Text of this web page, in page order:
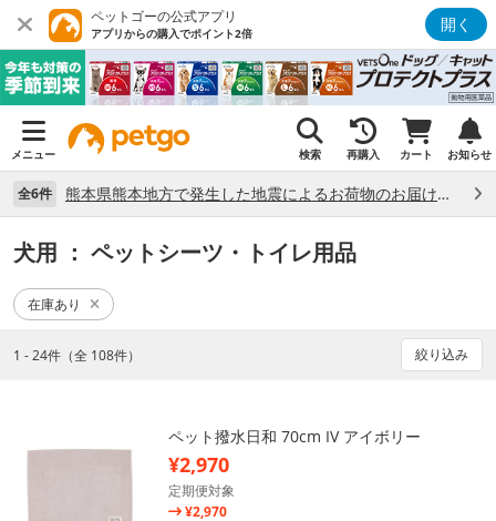
ペットゴーの公式アプリ
アプリからの購入でポイント2倍 開く
メニュー 検索 再購入 カート お知らせ
全6件 熊本県熊本地方で発生した地震によるお荷物のお届け状況について （7/28）
犬用 ： ペットシーツ・トイレ用品
在庫あり
1 - 24件（全 108件） 絞り込み
ペット撥水日和 70cm IV アイボリー
¥2,970
定期便対象
¥2,970